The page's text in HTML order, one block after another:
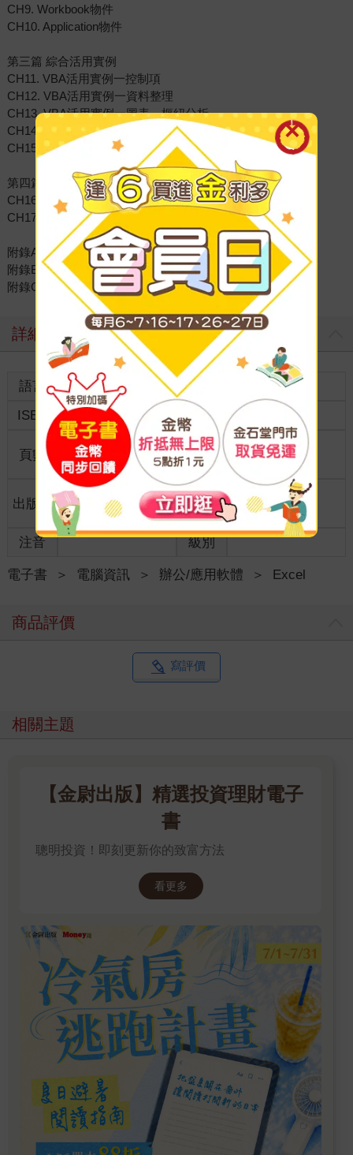
CH9. Workbook物件
CH10. Application物件
第三篇 綜合活用實例
CH11. VBA活用實例一控制項
CH12. VBA活用實例一資料整理
CH13. VBA活用實例一圖表、樞紐分析
CH14. VBA活用實例一初階爬蟲
CH15. VBA活用實例一進階爬蟲
第四篇 結合ChatGPT與Bing Chat
CH16. ChatGPT在Excel的應用
CH17. Bing Chat在Excel的應用
附錄A VBA內建函式(PDF格式電子書，請線上下載)
附錄B Excel的規格與限制(PDF格式電子書，請線上下載)
附錄C ASCII與KeyCode碼(PDF格式電子書，請線上下載)
詳細資料
語言 中文繁體
裝訂
ISBN
9786263244962 分級 普通級
頁數 400
商品規
格
18開17*23cm
出版地 台灣
適讀年
齡
全齡適讀
注音 級別
電子書 ＞ 電腦資訊 ＞ 辦公/應用軟體 ＞ Excel
商品評價
寫評價
相關主題
【金尉出版】精選投資理財電子
書
聰明投資！即刻更新你的致富方法
看更多